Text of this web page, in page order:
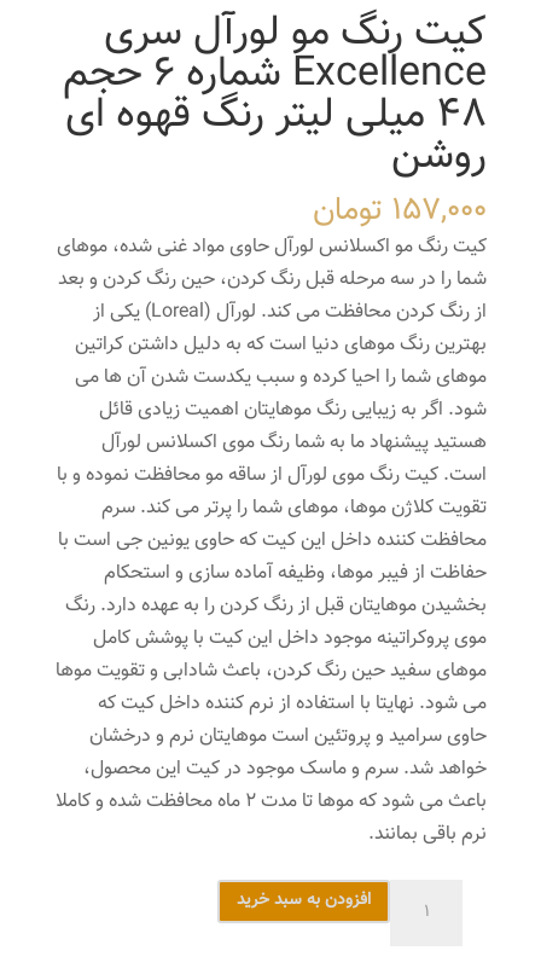
کیت رنگ مو لورآل سری
Excellence شماره 6 حجم
48 میلی لیتر رنگ قهوه ای
روشن
157,000 تومان
کیت رنگ مو اکسلانس لورآل حاوی مواد غنی شده، موهای
شما را در سه مرحله قبل رنگ کردن، حین رنگ کردن و بعد
از رنگ کردن محافظت می کند. لورآل (Loreal) یکی از
بهترین رنگ موهای دنیا است که به دلیل داشتن کراتین
موهای شما را احیا کرده و سبب یکدست شدن آن ها می
شود. اگر به زیبایی رنگ موهایتان اهمیت زیادی قائل
هستید پیشنهاد ما به شما رنگ موی اکسلانس لورآل
است. کیت رنگ موی لورآل از ساقه مو محافظت نموده و با
تقویت کلاژن موها، موهای شما را پرتر می کند. سرم
محافظت کننده داخل این کیت که حاوی یونین جی است با
حفاظت از فیبر موها، وظیفه آماده سازی و استحکام
بخشیدن موهایتان قبل از رنگ کردن را به عهده دارد. رنگ
موی پروکراتینه موجود داخل این کیت با پوشش کامل
موهای سفید حین رنگ کردن، باعث شادابی و تقویت موها
می شود. نهایتا با استفاده از نرم کننده داخل کیت که
حاوی سرامید و پروتئین است موهایتان نرم و درخشان
خواهد شد. سرم و ماسک موجود در کیت این محصول،
باعث می شود که موها تا مدت 2 ماه محافظت شده و کاملا
نرم باقی بمانند.
افزودن به سبد خرید